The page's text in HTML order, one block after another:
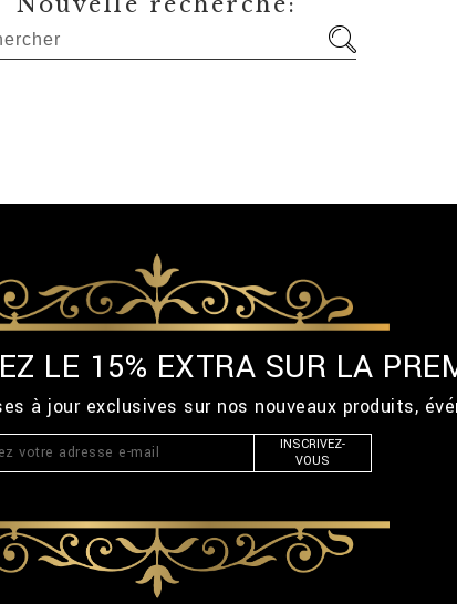
LE 15% EXTRA SUR LA
à jour exclusives sur nos nouveaux produits,
INSCRIVEZ-
VOUS